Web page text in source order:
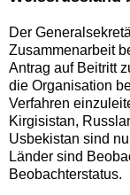
Der
Zusammenarbeit
Antrag auf Beitritt
die Organisation
Verfahren
Kirgisistan,
Usbekistan sind
Länder sind
Beobachterstatus.